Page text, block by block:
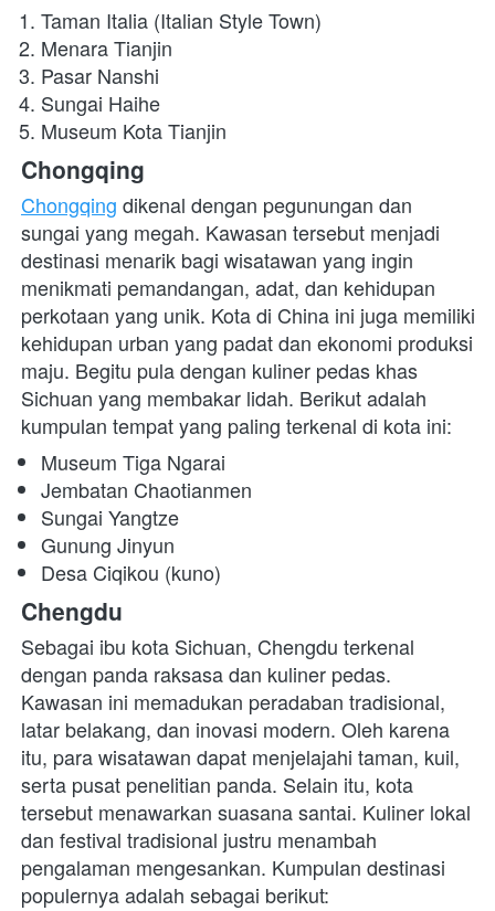
Taman Italia (Italian Style Town)
Menara Tianjin
Pasar Nanshi
Sungai Haihe
Museum Kota Tianjin
Chongqing
Chongqing dikenal dengan pegunungan dan
sungai yang megah. Kawasan tersebut menjadi
destinasi menarik bagi wisatawan yang ingin
menikmati pemandangan, adat, dan kehidupan
perkotaan yang unik. Kota di China ini juga memiliki
kehidupan urban yang padat dan ekonomi produksi
maju. Begitu pula dengan kuliner pedas khas
Sichuan yang membakar lidah. Berikut adalah
kumpulan tempat yang paling terkenal di kota ini:
Museum Tiga Ngarai
Jembatan Chaotianmen
Sungai Yangtze
Gunung Jinyun
Desa Ciqikou (kuno)
Chengdu
Sebagai ibu kota Sichuan, Chengdu terkenal
dengan panda raksasa dan kuliner pedas.
Kawasan ini memadukan peradaban tradisional,
latar belakang, dan inovasi modern. Oleh karena
itu, para wisatawan dapat menjelajahi taman, kuil,
serta pusat penelitian panda. Selain itu, kota
tersebut menawarkan suasana santai. Kuliner lokal
dan festival tradisional justru menambah
pengalaman mengesankan. Kumpulan destinasi
populernya adalah sebagai berikut: